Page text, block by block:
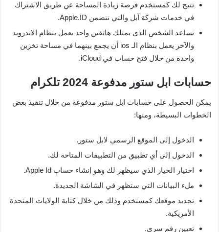
تتيح لك كمستخدم فرصة زيادة المساحة عن طريق الاشتراك
في خدمات شركة آبل والتي تتضمن Apple.ID.
تساعد الشخص الذي يمتلك هاتفين واحد يعمل بنظام الاندرويد
والآخر يعمل بنظام الـ ios أن يجمع بينهما في مساحة تخزين
واحدة من خلال فتح حساب في iCloud.
حسابات ابل ستور مدفوعة 2024 تلكرام
يمكن الحصول على حسابات ابل ستور مدفوعة من خلال تنفيذ بعض
الخطوات البسيطة، ومنها:
الدخول إلى الموقع الرسمي لابل ستور.
الدخول إلى أي تطبيق من التطبيقات المتاحة لك.
اختيار الخيار الذي سيظهر لك وهو إنشاء حساب Apple Id.
ملء البيانات التي ستظهر في الشاشة الجديدة.
تحديد موقعك كمستخدم وذلك من خلال كتابة الولايات المتحدة
الأمريكية.
تعيين رقم سري.